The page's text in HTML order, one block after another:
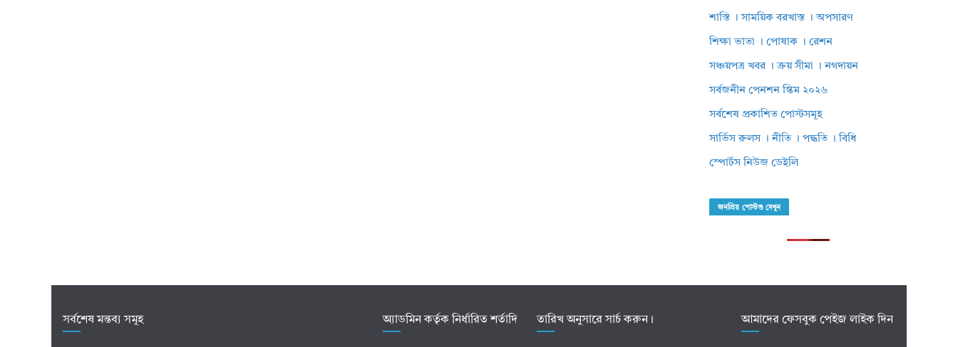
শাস্তি । সাময়িক বরখাস্ত । অপসারণ
শিক্ষা ভাতা । পোষাক । রেশন
সঞ্চয়পত্র খবর । ক্রয় সীমা । নগদায়ন
সর্বজনীন পেনশন স্কিম ২০২৬
সর্বশেষ প্রকাশিত পোস্টসমূহ
সার্ভিস রুলস । নীতি । পদ্ধতি । বিধি
স্পোর্টস নিউজ ডেইলি
জনপ্রিয় পোস্টগু দেখুন
সর্বশেষ মন্তব্য সমূহ অ্যাডমিন কর্তৃক নির্ধারিত শর্তাদি তারিখ অনুসারে সার্চ করুন। আমাদের ফেসবুক পেইজ লাইক দিন